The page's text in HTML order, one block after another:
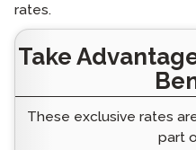
rates.
Take
These exclusive rates
part